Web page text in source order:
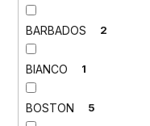
BARBADOS 2
BIANCO 1
BOSTON 5